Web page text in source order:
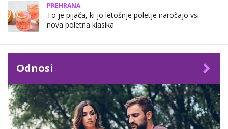
PREHRANA
To je pijača, ki jo letošnje poletje naročajo vsi -
nova poletna klasika
Odnosi